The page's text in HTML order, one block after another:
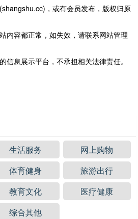
，或有会员发布，版权归原
内容都正常，如失效，请联系网站管理
信息展示平台，不承担相关法律责任。
生活服务
网上购物
体育健身
旅游出行
教育文化
医疗健康
综合其他